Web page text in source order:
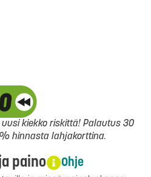
kiekko riskittä! Palautus 30
hinnasta lahjakorttina.
paino Ohje